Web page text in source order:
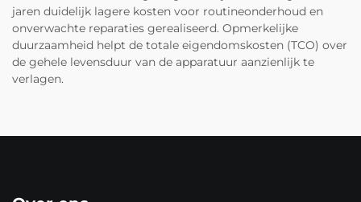
jaren duidelijk lagere kosten voor routineonderhoud en
onverwachte reparaties gerealiseerd. Opmerkelijke
duurzaamheid helpt de totale eigendomskosten (TCO) over
de gehele levensduur van de apparatuur aanzienlijk te
verlagen.